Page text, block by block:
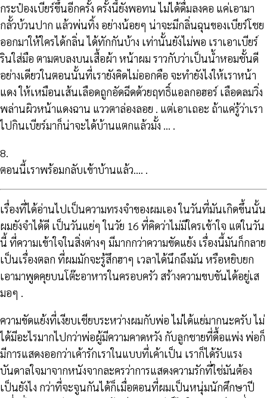
กระป๋องเบียร์ขึ้นอีกครั้ง ครั้งนี้ยังพอทน ไม่ได้ดื่มลงคอ แค่เอามา
กลั้วบ้วนปาก แล้วพ่นทิ้ง อย่างน้อยๆ น่าจะมีกลิ่นฉุนของเบียร์โชย
ออกมาให้ใครได้กลิ่น ได้ทักกันบ้าง เท่านั้นยังไม่พอ เราเอาเบียร์
รินใส่มือ ตามตบลงบนเสื้อผ้า หน้าผม ราวกับว่าเป็นน้ำหอมชั้นดี
อย่างเดียวในตอนนั้นที่เรายังคิดไม่ออกคือ จะทำยังไงให้เราหน้า
แดง ให้เหมือนเส้นเลือดถูกอัดฉีดด้วยฤทธิ์แอลกอฮอร์ เลือดลมวิ่ง
พล่านผิวหน้าแดงฉาน แววตาล่องลอย . แต่เอาเถอะ ถ้าแค่รู้ว่าเรา
ไปกินเบียร์มาก็น่าจะได้บ้านแตกแล้วมั้ง … .
8.
ตอนนี้เราพร้อมกลับเข้าบ้านแล้ว…. .
เรื่องที่ได้อ่านไปเป็นความทรงจำของผมเอง ในวันที่มันเกิดขึ้นนั้น
ผมยังจำได้ดี เป็นวันแย่ๆ ในวัย 16 ที่คิดว่าไม่มีใครเข้าใจ แต่ในวัน
นี้ ที่ความเข้าใจในสิ่งต่างๆ มีมากกว่าความขัดแย้ง เรื่องนี้มันก็กลาย
เป็นเรื่องตลก ที่ผมมักจะรู้สึกฮาๆ เวลาได้นึกถึงมัน หรือหยิบยก
เอามาพูดคุยบนโต๊ะอาหารในครอบครัว สร้างความขบขันได้อยู่เส
มอๆ .
ความขัดแย้งที่เงียบเชียบระหว่างผมกับพ่อ ไม่ได้แย่มากนะครับ ไม่
ได้มีอะไรมากไปกว่าพ่อผู้มีความคาดหวัง กับลูกชายที่ดื้อแพ่ง พ่อก็
มีการแสดงออกว่าเค้ารักเราในแบบที่เค้าเป็น เราก็ได้รับแรง
บันดาลใจมาจากหนังจากละครว่าการแสดงความรักที่ใช่มันต้อง
เป็นยังไง กว่าที่จะจูนกันได้ก็เมื่อตอนที่ผมเป็นหนุ่มนักศึกษาปี